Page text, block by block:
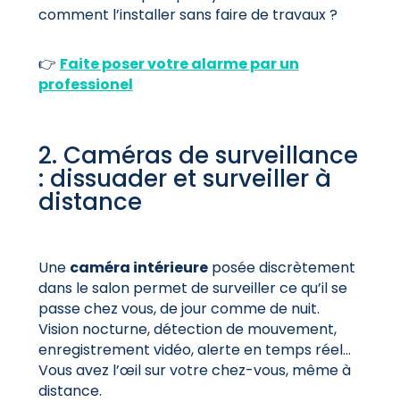
comment l’installer sans faire de travaux ?
👉 Faite poser votre alarme par un
professionel
2. Caméras de surveillance
: dissuader et surveiller à
distance
Une caméra intérieureposée discrètement
dans le salon permet de surveiller ce qu’il se
passe chez vous, de jour comme de nuit.
Vision nocturne, détection de mouvement,
enregistrement vidéo, alerte en temps réel…
Vous avez l’œil sur votre chez-vous, même à
distance.